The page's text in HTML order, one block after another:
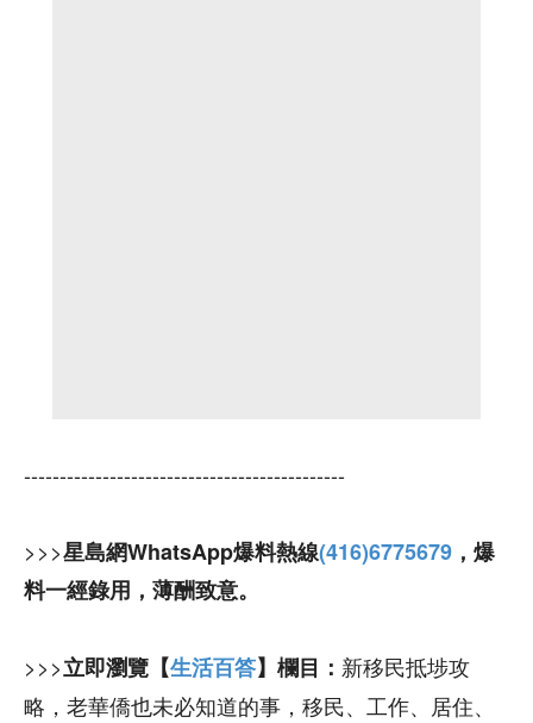
---------------------------------------------
>>>星島網WhatsApp爆料熱線(416)6775679 ，爆
料一經錄用，薄酬致意。
>>>立即瀏覽【生活百答】欄目： 新移民抵埗攻
略，老華僑也未必知道的事，移民、工作、居住、